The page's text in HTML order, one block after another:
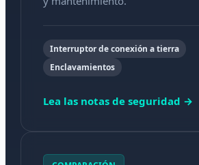
Interruptor de conexión a tierra
Enclavamientos
Lea las notas de seguridad →